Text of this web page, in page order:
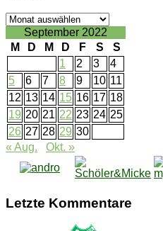
Ar­
chivSeptember 2022
M
D M D F S
S
1
2 3
4
5
6 7 8 9 10 11
12 13 14 15 16 17 18
19 20 21 22 23 24 25
26 27 28 29 30
« Aug.
Okt. »
Letz­te Kommentare